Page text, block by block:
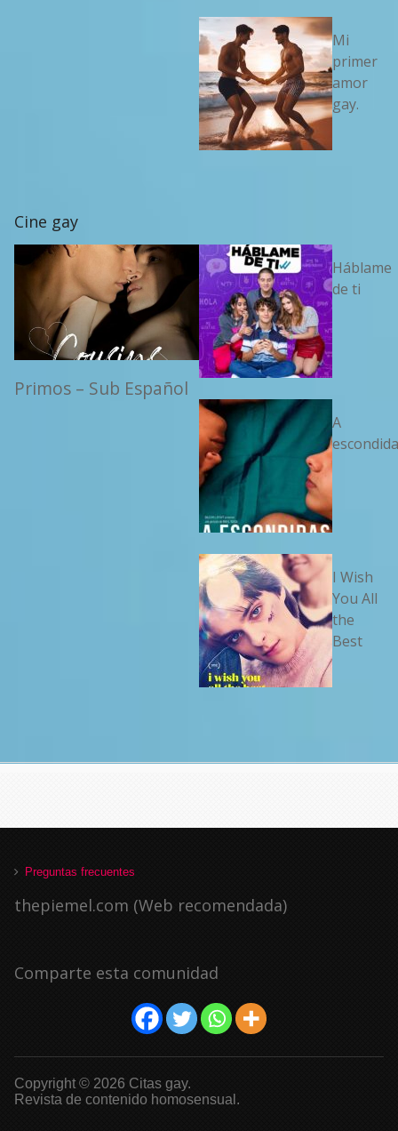
Mi
primer
amor
gay.
Cine gay
Primos – Sub Español
Háblame
de ti
A
I Wish
You All
the
Best
Preguntas frecuentes
thepiemel.com (Web recomendada)
Comparte esta comunidad
Copyright © 2026 Citas gay.
Revista de contenido homosensual.